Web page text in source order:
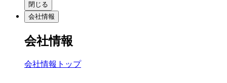
閉じる
会社情報
会社情報
会社情報トップ